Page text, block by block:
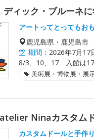
ディック・ブルーネ
アートってとってもお
鹿児島県・鹿児島市
期間： 2026年7月17
8/3、10、17 入館は
美術展・博物展・展
Ninaカスタム
カスタムドールと手作